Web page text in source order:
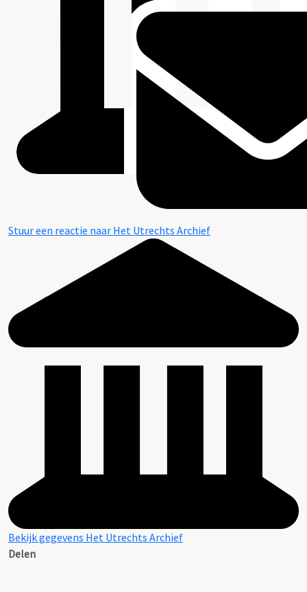
Stuur een reactie naar Het Utrechts Archief
Bekijk gegevens Het Utrechts Archief
Delen